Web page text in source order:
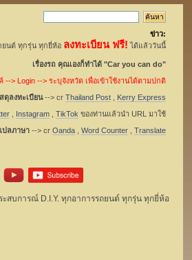
ข่าว:
ยนต์ ทุกรุ่น ทุกยี่ห้อ ลงทะเบียน ฟรี! ได้แล้ววันนี้
เรื่องรถ คุณเองก็ทำได้ "Car you can do"
> Login --> ระบุจังหวัด เพื่อเข้าใช้งานได้ตามปกติ
ดุลงทะเบียน--> cr Thailand Post,
Kerry Express
, Instagram, TikTok ของท่านแล้วนำ URL มาใช้
ปลภาษา--> cr Oanda, Word Counter, Translate
สบการณ์ D.I.Y. ทุกอาการรถยนต์ ทุกรุ่น ทุกยี่ห้อ